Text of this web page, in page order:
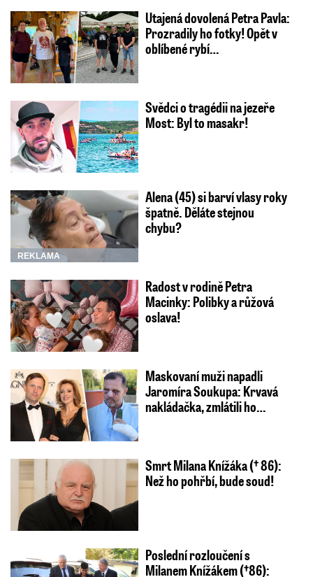
Utajená dovolená Petra Pavla:
Prozradily ho fotky! Opět v
oblíbené rybí…
Svědci o tragédii na jezeře
Most: Byl to masakr!
REKLAMA
Alena (45) si barví vlasy roky
špatně. Děláte stejnou
chybu?
Radost v rodině Petra
Macinky: Polibky a růžová
oslava!
Maskovaní muži napadli
Jaromíra Soukupa: Krvavá
nakládačka, zmlátili ho…
Smrt Milana Knížáka († 86):
Než ho pohřbí, bude soud!
Poslední rozloučení s
Milanem Knížákem (†86):